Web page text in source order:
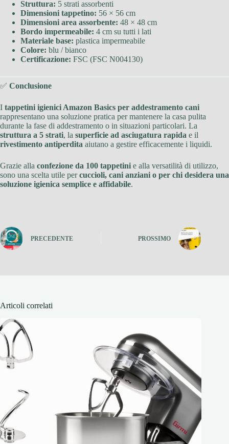
Struttura: 5 strati assorbenti
Dimensioni tappetino: 56 × 56 cm
Dimensioni area assorbente: 48 × 48 cm
Bordo impermeabile: 4 cm su tutti i lati
Materiale base: plastica impermeabile
Colore: blu / bianco
Certificazione: FSC (FSC N004130)
✅ Conclusione
I tappetini igienici Amazon Basics per addestramento cani
rappresentano una soluzione pratica per mantenere la casa pulita
durante la fase di addestramento o in situazioni particolari. La
struttura a 5 strati, la superficie ad asciugatura rapida e il
rivestimento antiperdita aiutano a gestire efficacemente i liquidi.
Grazie alla confezione da 100 tappetini e alla versatilità di utilizzo,
sono una scelta utile percuccioli, cani anziani o per chi desidera una
soluzione igienica semplice e affidabile.
PRECEDENTE PROSSIMO
Articoli correlati